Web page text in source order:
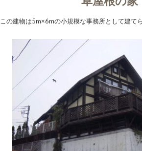
この建物は5m×6mの小規模な事務所として建て